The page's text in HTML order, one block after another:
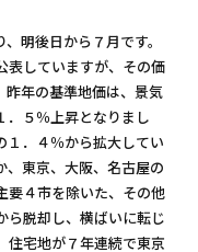
明後日から７月です。
表していますが、その価
昨年の基準地価は、景気
．５％上昇となりまし
１．４％から拡大してい
、東京、大阪、名古屋の
要４市を除いた、その他
ら脱却し、横ばいに転じ
住宅地が７年連続で東京